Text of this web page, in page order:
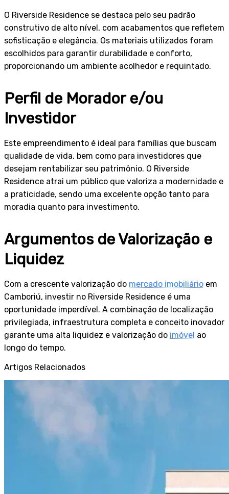
O Riverside Residence se destaca pelo seu padrão
construtivo de alto nível, com acabamentos que refletem
sofisticação e elegância. Os materiais utilizados foram
escolhidos para garantir durabilidade e conforto,
proporcionando um ambiente acolhedor e requintado.
Perfil de Morador e/ou
Investidor
Este empreendimento é ideal para famílias que buscam
qualidade de vida, bem como para investidores que
desejam rentabilizar seu patrimônio. O Riverside
Residence atrai um público que valoriza a modernidade e
a praticidade, sendo uma excelente opção tanto para
moradia quanto para investimento.
Argumentos de Valorização e
Liquidez
Com a crescente valorização do mercado imobiliário em
Camboriú, investir no Riverside Residence é uma
oportunidade imperdível. A combinação de localização
privilegiada, infraestrutura completa e conceito inovador
garante uma alta liquidez e valorização do imóvel ao
longo do tempo.
Artigos Relacionados